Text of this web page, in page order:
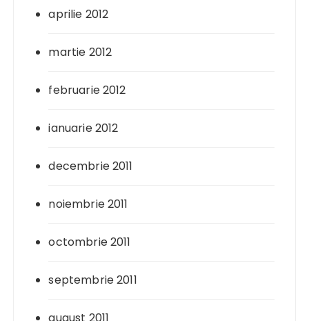
aprilie 2012
martie 2012
februarie 2012
ianuarie 2012
decembrie 2011
noiembrie 2011
octombrie 2011
septembrie 2011
august 2011